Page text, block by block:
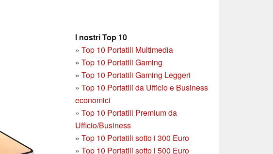
I nostri Top 10
» Top 10 Portatili Multimedia
» Top 10 Portatili Gaming
» Top 10 Portatili Gaming Leggeri
» Top 10 Portatili da Ufficio e Business
economici
» Top 10 Portatili Premium da
Ufficio/Business
» Top 10 Portatili sotto i 300 Euro
» Top 10 Portatili sotto i 500 Euro